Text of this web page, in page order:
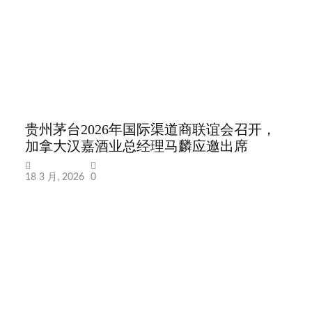
贵州茅台2026年国际渠道商联谊会召开，
加拿大汉嘉酒业总经理马麟应邀出席
18 3 月, 2026 0